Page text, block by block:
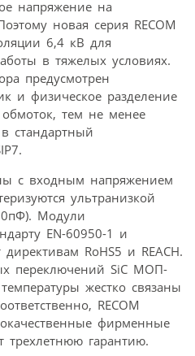
напряжение на
новая серия RECOM
6,4 кВ для
в тяжелых условиях.
предусмотрен
и физическое разделение
тем не менее
стандартный
с входным напряжением
ультранизкой
Модули
EN-60950-1 и
RoHS5 и REACH.
переключений SiC МОП-
жестко связаны
RECOM
фирменные
трехлетнюю гарантию.